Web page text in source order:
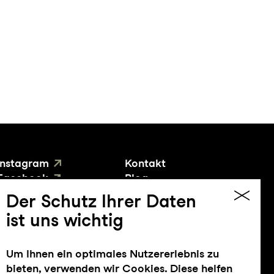
YouTube
Kontakt
Blog
Presse
Der Schutz Ihrer Daten
ist uns wichtig
Um Ihnen ein optimales Nutzererlebnis zu
bieten, verwenden wir Cookies. Diese helfen